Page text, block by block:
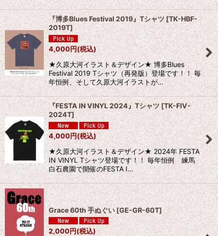
『博多Blues Festival 2019』Tシャツ[TK-HBF-
2019T]
4,000円(税込)
★久原大河イラスト＆デザイン★ 博多Blues
Festival 2019 Tシャツ（再発版）登場です！！ 毎
年恒例、そして久原大河イラストが…
『FESTA IN VINYL 2024』Tシャツ[TK-FIV-
2024T]
4,000円(税込)
★久原大河イラスト＆デザイン★ 2024年 FESTA
IN VINYL Tシャツ登場です！！ 毎年恒例 練馬
白石農園で開催のFESTA I…
Grace 60th 手ぬぐい[GE-GR-60T]
2,000円(税込)